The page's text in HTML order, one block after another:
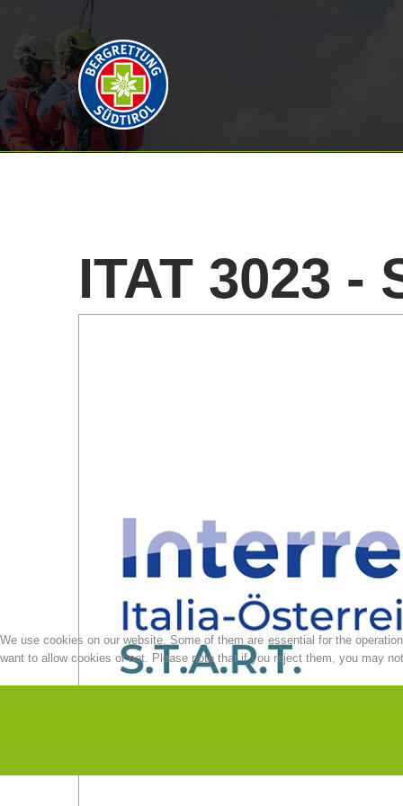
ITAT 3023 -
We use cookies on our website. Some of them are essential for the
want to allow cookies or not. Please note that if you reject them, you may